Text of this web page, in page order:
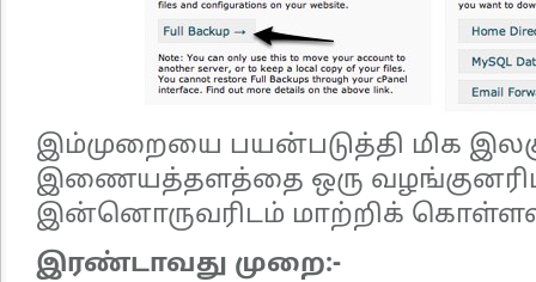
இம்முறையை பயன்படுத்தி மிக
இணையத்தளத்தை ஒரு
இன்னொருவரிடம் மாற்றிக்
இரண்டாவது முறை:-